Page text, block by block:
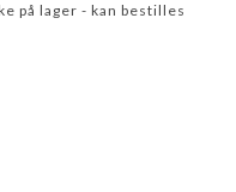
på lager - kan bestilles